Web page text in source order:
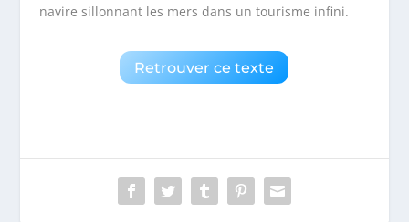
navire sillonnant les mers dans un tourisme infini.
Retrouver ce texte